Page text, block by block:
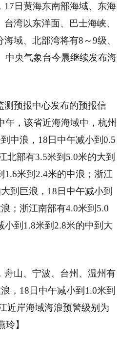
17日黄海东南部海域、东海
湾以东洋面、巴士海峡、
域、北部湾将有8～9级、
中央气象台今晨继续发布海
测预报中心发布的预报信
午，该省近海海域中，杭州
中浪，18日中午减小到0.5
北部有3.5米到5.0米的大到
1.6米到2.4米的中浪；浙江
到巨浪，18日中午减小到
；浙江南部有4.0米到5.0
小到1.8米到2.8米的中到大
舟山、宁波、台州、温州有
，18日中午减小到1.0米到
近岸海域海浪预警级别为
玲】